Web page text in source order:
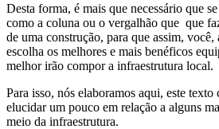
Desta forma, é mais que necessário que
como a coluna ou o vergalhão que que
de uma construção, para que assim, você,
escolha os melhores e mais benéficos
melhor irão compor a infraestrutura local.
Para isso, nós elaboramos aqui, este
elucidar um pouco em relação a alguns
meio da infraestrutura.